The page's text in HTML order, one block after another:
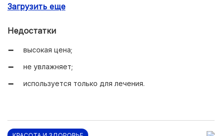
эффективно устраняет перхоть на коже головы;
Загрузить еще
Недостатки
высокая цена;
не увлажняет;
используется только для лечения.